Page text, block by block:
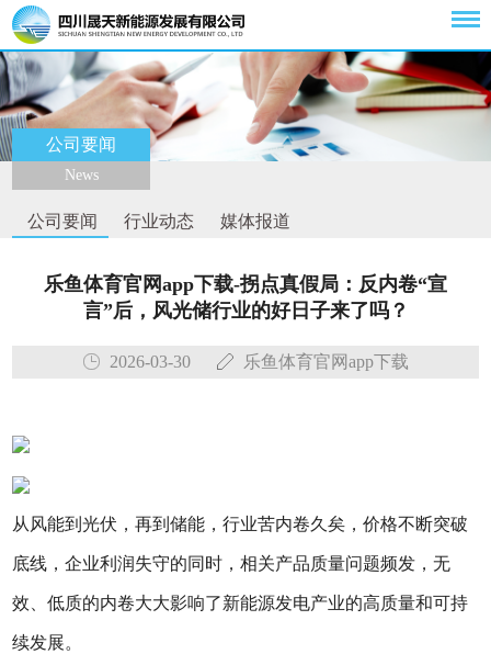
公司要闻
News
公司要闻 行业动态 媒体报道
乐鱼体育官网app下载-拐点真假局：反内卷“宣
言”后，风光储行业的好日子来了吗？
2026-03-30 乐鱼体育官网app下载
从风能到光伏，再到储能，行业苦内卷久矣，价格不断突破
底线，企业利润失守的同时，相关产品质量问题频发，无
效、低质的内卷大大影响了新能源发电产业的高质量和可持
续发展。